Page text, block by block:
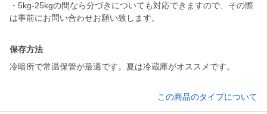
・5kg-25kgの間なら分づきについても対応できますので、その際
は事前にお問い合わせお願い致します。
保存方法
冷暗所で常温保管が最適です。夏は冷蔵庫がオススメです。
この商品のタイプについて